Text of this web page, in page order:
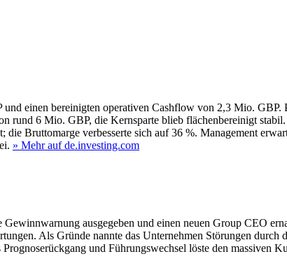
einen bereinigten operativen Cashflow von 2,3 Mio. GBP.
rund 6 Mio. GBP, die Kernsparte blieb flächenbereinigt
Bruttomarge verbesserte sich auf 36 %. Management
» Mehr auf de.investing.com
ausgegeben und einen neuen Group CEO
Als Gründe nannte das Unternehmen Störungen durch
und Führungswechsel löste den massiven